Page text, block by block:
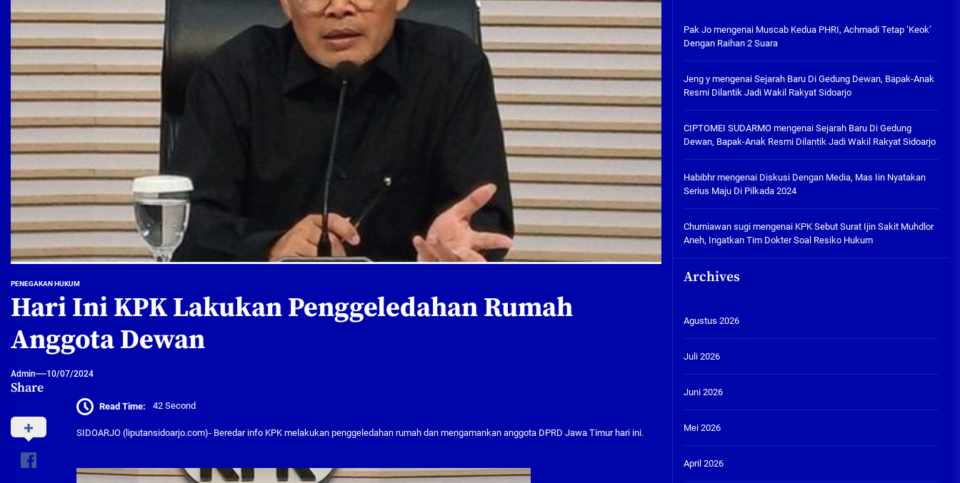
05/08/2026
PENEGAKAN HUKUM
Hari Ini KPK Lakukan Penggeledahan Rumah
Anggota Dewan
Admin 10/07/2024
Share
Read Time: 42 Second
SIDOARJO (liputansidoarjo.com)- Beredar info KPK melakukan penggeledahan rumah dan mengamankan anggota DPRD Jawa Timur hari ini.
Pak Jomengenai Muscab Kedua PHRI, Achmadi Tetap ‘Keok’
Dengan Raihan 2 Suara
Jeng ymengenai Sejarah Baru Di Gedung Dewan, Bapak-Anak
Resmi Dilantik Jadi Wakil Rakyat Sidoarjo
CIPTOMEI SUDARMOmengenai Sejarah Baru Di Gedung
Dewan, Bapak-Anak Resmi Dilantik Jadi Wakil Rakyat Sidoarjo
Habibhrmengenai Diskusi Dengan Media, Mas Iin Nyatakan
Serius Maju Di Pilkada 2024
Churniawan sugimengenai KPK Sebut Surat Ijin Sakit Muhdlor
Aneh, Ingatkan Tim Dokter Soal Resiko Hukum
Archives
Agustus 2026
Juli 2026
Juni 2026
Mei 2026
April 2026